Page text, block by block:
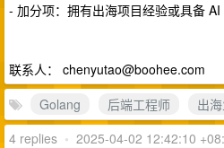
- 加分项：拥有出海项目经验或具备 AI
联系人： chenyutao@boohee.com
Golang
后端工程师
出
4 replies • 2025-04-02 12:42:10